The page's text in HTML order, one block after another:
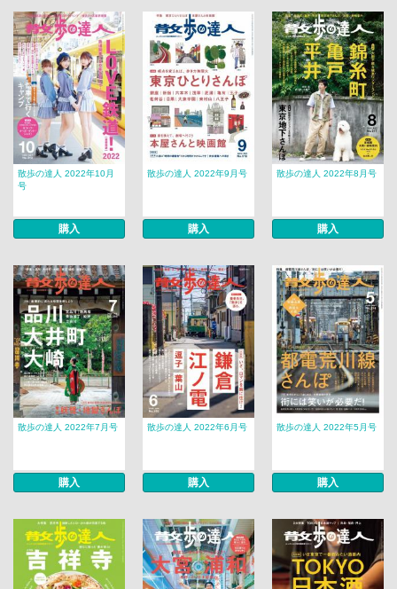
散歩の達人 2022年10月
号
購入
散歩の達人 2022年9月号
購入
散歩の達人 2022年8月号
購入
散歩の達人 2022年7月号
購入
散歩の達人 2022年6月号
購入
散歩の達人 2022年5月号
購入